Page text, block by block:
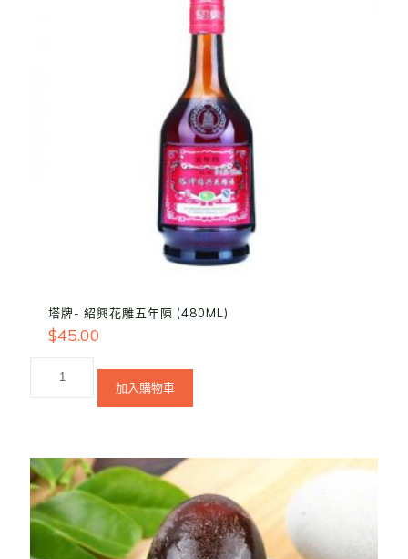
塔牌- 紹興花雕五年陳 (480ML)
$45.00
加入購物車